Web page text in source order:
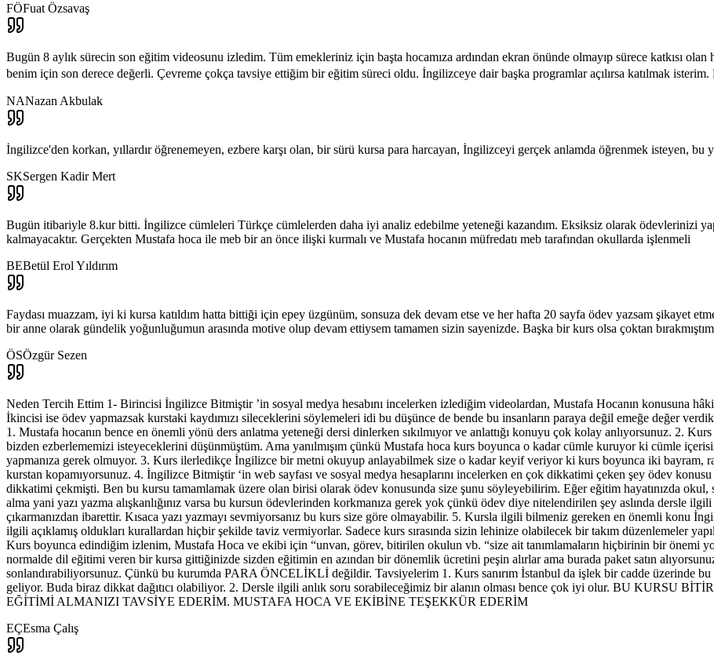
FÖFuat Özsavaş
Bugün 8 aylık sürecin son eğitim videosunu izledim. Tüm emekleriniz için başta hocamıza ardından ekran önünde olmayıp sürece katkısı
benim için son derece değerli. Çevreme çokça tavsiye ettiğim bir eğitim süreci oldu. İngilizceye dair başka programlar açılırsa katılmak isterim.
NANazan Akbulak
İngilizce'den korkan, yıllardır öğrenemeyen, ezbere karşı olan, bir sürü kursa para harcayan, İngilizceyi gerçek anlamda öğrenmek isteyen,
SKSergen Kadir Mert
Bugün itibariyle 8.kur bitti. İngilizce cümleleri Türkçe cümlelerden daha iyi analiz edebilme yeteneği kazandım. Eksiksiz olarak ödevlerinizi
kalmayacaktır. Gerçekten Mustafa hoca ile meb bir an önce ilişki kurmalı ve Mustafa hocanın müfredatı meb tarafından okullarda işlenmeli
BEBetül Erol Yıldırım
Faydası muazzam, iyi ki kursa katıldım hatta bittiği için epey üzgünüm, sonsuza dek devam etse ve her hafta 20 sayfa ödev yazsam şikayet
bir anne olarak gündelik yoğunluğumun arasında motive olup devam ettiysem tamamen sizin sayenizde. Başka bir kurs olsa çoktan
ÖSÖzgür Sezen
Neden Tercih Ettim 1- Birincisi İngilizce Bitmiştir ’in sosyal medya hesabını incelerken izlediğim videolardan, Mustafa Hocanın konusuna
İkincisi ise ödev yapmazsak kurstaki kaydımızı sileceklerini söylemeleri idi bu düşünce de bende bu insanların paraya değil emeğe değer
1. Mustafa hocanın bence en önemli yönü ders anlatma yeteneği dersi dinlerken sıkılmıyor ve anlattığı konuyu çok kolay anlıyorsunuz. 2.
bizden ezberlememizi isteyeceklerini düşünmüştüm. Ama yanılmışım çünkü Mustafa hoca kurs boyunca o kadar cümle kuruyor ki cümle
yapmanıza gerek olmuyor. 3. Kurs ilerledikçe İngilizce bir metni okuyup anlayabilmek size o kadar keyif veriyor ki kurs boyunca iki bayram,
kurstan kopamıyorsunuz. 4. İngilizce Bitmiştir ‘in web sayfası ve sosyal medya hesaplarını incelerken en çok dikkatimi çeken şey ödev
dikkatimi çekmişti. Ben bu kursu tamamlamak üzere olan birisi olarak ödev konusunda size şunu söyleyebilirim. Eğer eğitim hayatınızda okul,
alma yani yazı yazma alışkanlığınız varsa bu kursun ödevlerinden korkmanıza gerek yok çünkü ödev diye nitelendirilen şey aslında dersle ilgili
çıkarmanızdan ibarettir. Kısaca yazı yazmayı sevmiyorsanız bu kurs size göre olmayabilir. 5. Kursla ilgili bilmeniz gereken en önemli konu
ilgili açıklamış oldukları kurallardan hiçbir şekilde taviz vermiyorlar. Sadece kurs sırasında sizin lehinize olabilecek bir takım düzenlemeler
Kurs boyunca edindiğim izlenim, Mustafa Hoca ve ekibi için “unvan, görev, bitirilen okulun vb. “size ait tanımlamaların hiçbirinin bir önemi
normalde dil eğitimi veren bir kursa gittiğinizde sizden eğitimin en azından bir dönemlik ücretini peşin alırlar ama burada paket satın
sonlandırabiliyorsunuz. Çünkü bu kurumda PARA ÖNCELİKLİ değildir. Tavsiyelerim 1. Kurs sanırım İstanbul da işlek bir cadde üzerinde bu
geliyor. Buda biraz dikkat dağıtıcı olabiliyor. 2. Dersle ilgili anlık soru sorabileceğimiz bir alanın olması bence çok iyi olur. BU
EĞİTİMİ ALMANIZI TAVSİYE EDERİM. MUSTAFA HOCA VE EKİBİNE TEŞEKKÜR EDERİM
EÇEsma Çalış